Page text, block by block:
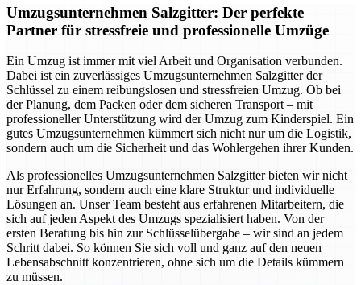
Umzugsunternehmen Salzgitter: Der perfekte
Partner für stressfreie und professionelle Umzüge
Ein Umzug ist immer mit viel Arbeit und Organisation verbunden.
Dabei ist ein zuverlässiges Umzugsunternehmen Salzgitter der
Schlüssel zu einem reibungslosen und stressfreien Umzug. Ob bei
der Planung, dem Packen oder dem sicheren Transport – mit
professioneller Unterstützung wird der Umzug zum Kinderspiel. Ein
gutes Umzugsunternehmen kümmert sich nicht nur um die Logistik,
sondern auch um die Sicherheit und das Wohlergehen ihrer Kunden.
Als professionelles Umzugsunternehmen Salzgitter bieten wir nicht
nur Erfahrung, sondern auch eine klare Struktur und individuelle
Lösungen an. Unser Team besteht aus erfahrenen Mitarbeitern, die
sich auf jeden Aspekt des Umzugs spezialisiert haben. Von der
ersten Beratung bis hin zur Schlüsselübergabe – wir sind an jedem
Schritt dabei. So können Sie sich voll und ganz auf den neuen
Lebensabschnitt konzentrieren, ohne sich um die Details kümmern
zu müssen.